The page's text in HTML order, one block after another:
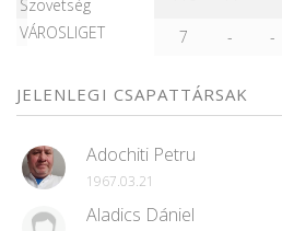
Szövetség
VÁROSLIGET
7 - -
JELENLEGI CSAPATTÁRSAK
Adochiti Petru
1967.03.21
Aladics Dániel